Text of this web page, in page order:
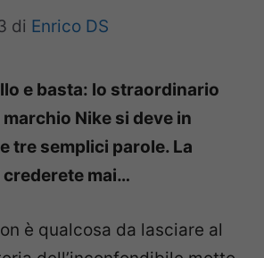
di Enrico DS
e basta: lo straordinario
Nike si deve in
tre semplici parole. La
mai…
è qualcosa da lasciare al